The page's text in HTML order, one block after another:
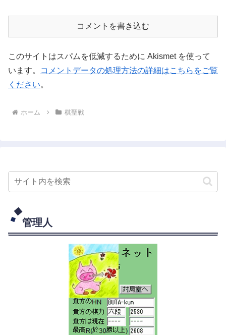
コメントを書き込む
このサイトはスパムを低減するために Akismet を使って
います。
コメントデータの処理方法の詳細はこちらをご覧
ください。
ホーム 棋聖戦
管理人